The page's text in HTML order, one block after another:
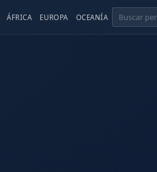
ÁFRICA EUROPA OCEANÍA Buscar